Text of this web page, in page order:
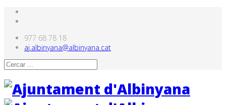
977 68 78 18
aj.albinyana@albinyana.cat